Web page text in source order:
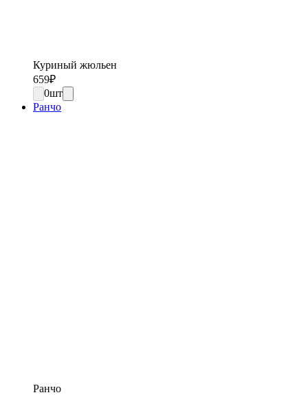
Куриный жюльен
659₽
0шт
Ранчо
Ранчо